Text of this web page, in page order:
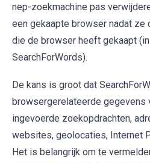
nep-zoekmachine pas
een gekaapte browser nadat ze
die de browser heeft gekaapt
SearchForWords).
De kans is groot dat
browsergerelateerde gegevens
ingevoerde zoekopdrachten,
websites, geolocaties, Internet
Het is belangrijk om te